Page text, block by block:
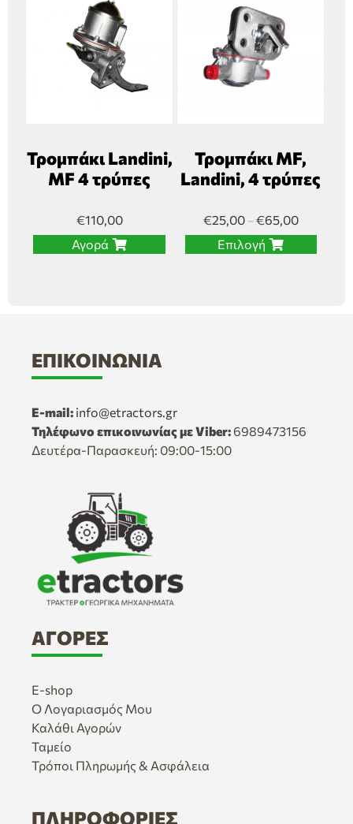
Τρομπάκι Landini,
MF 4 τρύπες
€110,00
Αγορά
Τρομπάκι MF,
Landini, 4 τρύπες
€25,00–€65,00
Επιλογή
ΕΠΙΚΟΙΝΩΝΊΑ
E-mail: info@etractors.gr
Τηλέφωνο επικοινωνίας με Viber: 6989473156
Δευτέρα-Παρασκευή: 09:00-15:00
ΑΓΟΡΈΣ
E-shop
Ο Λογαριασμός Μου
Καλάθι Αγορών
Ταμείο
Τρόποι Πληρωμής & Ασφάλεια
ΠΛΗΡΟΦΟΡΊΕΣ